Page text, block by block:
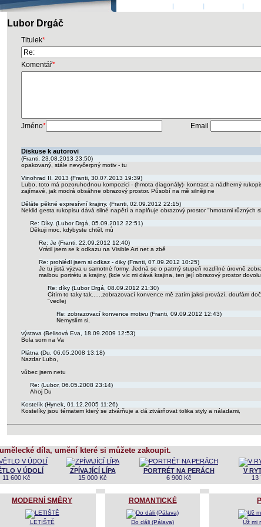
| | |
Lubor Drgáč
Titulek*
Komentář*
Jméno* Email
Diskuse k autorovi
(Franti, 23.08.2013 23:50)
opakovaný, stále nevyčerpný motiv - tu
Vinohrad II. 2013 (Franti, 30.07.2013 19:39)
Lubo, toto má pozoruhodnou kompozici - (hmota diagonály)- kontrast a nádherný
zajímavé, jak modrá obsáhne obrazový prostor. Působí na mě silněji ne
Děláte pěkné expresívní krajiny. (Franti, 02.09.2012 22:15)
Neklid gesta rukopisu dává silné napětí a naplňuje obrazový prostor "hmotami různých
Re: Díky. (Lubor Drgá, 05.09.2012 22:51)
Děkuji moc, kdybyste chtěl, mů
Re: Je (Franti, 22.09.2012 12:40)
Vrátil jsem se k odkazu na Visible Art net a zbě
Re: prohlédl jsem si odkaz - diky (Franti, 07.09.2012 10:25)
Je tu jistá výzva u samotné formy. Jedná se o patrný stupeň rozdílné úrovně
malbou portrétu a krajiny, (kde víc mi dává krajina, ten její obrazový prostor
Re: díky (Lubor Drgá, 08.09.2012 21:30)
Cítím to taky tak......zobrazovací konvence mě zatím jaksi provází, doufám
"vedlej
Re: zobrazovací konvence motivu (Franti, 09.09.2012 12:43)
Nemyslím si,
výstava (Belisová Eva, 18.09.2009 12:53)
Bola som na Va
Plátna (Du, 06.05.2008 13:18)
Nazdar Lubo,
vůbec jsem netu
Re: (Lubor, 06.05.2008 23:14)
Ahoj Du
Kostelík (Hynek, 01.12.2005 11:26)
Kostelíky jsou tématem který se ztvárňuje a dá ztvárňovat tolika styly a náladami,
díla, umění které si můžete zakoupit.
V ÚDOLÍ
11 600 Kč
ZPÍVAJÍCÍ LÍPA
15 000 Kč
PORTRÉT NA PERÁCH
6 900 Kč
V
13
MODERNÍ SMĚRY
LETIŠTĚ
ROMANTICKÉ
Do dáli (Pálava) Už mi